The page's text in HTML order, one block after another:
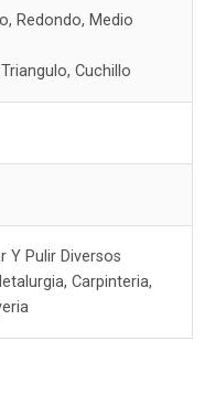
Redondo, Medio
Cuchillo
Y Pulir Diversos
Carpinteria,